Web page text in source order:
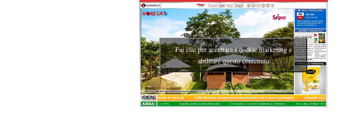
Fai clic per accettare i cookie marketing e
abilitare questo contenuto